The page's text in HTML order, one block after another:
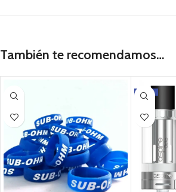
También te recomendamos…
-49%